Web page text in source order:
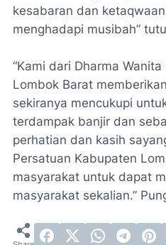
kesabaran dan
menghadapi musibah”
“Kami dari Dharma
Lombok Barat
sekiranya mencukupi
terdampak banjir dan
perhatian dan kasih
Persatuan Kabupaten
masyarakat untuk dapat
masyarakat sekalian.”